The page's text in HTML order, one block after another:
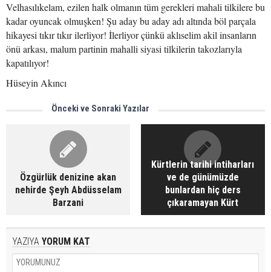
Velhasılıkelam, ezilen halk olmanın tüm gerekleri mahali tilkilere bu
kadar oyuncak olmuşken! Şu aday bu aday adı altında böl parçala
hikayesi tıkır tıkır ilerliyor! İlerliyor çünkü aklıselim akil insanların
önü arkası, malum partinin mahalli siyasi tilkilerin takozlarıyla
kapatılıyor!
Hüseyin Akıncı
Önceki ve Sonraki Yazılar
Özgürlük denizine akan
nehirde Şeyh Abdüsselam
Barzani
Kürtlerin tarihi intiharları
ve de günümüzde
bunlardan hiç ders
çıkaramayan Kürt
YAZIYA YORUM KAT